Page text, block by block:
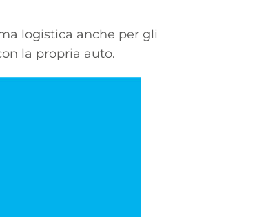
logistica anche per gli
la propria auto.